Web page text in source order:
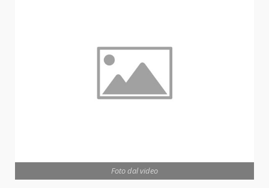
Foto dal video